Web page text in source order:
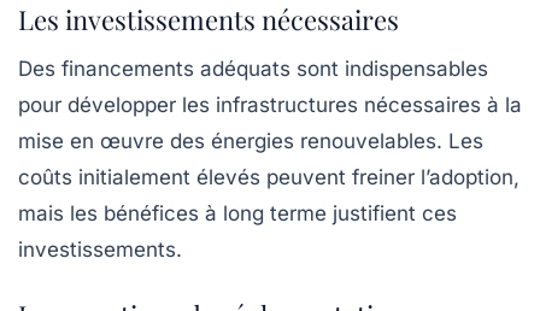
Les investissements nécessaires
Des financements adéquats sont indispensables
pour développer les infrastructures nécessaires à la
mise en œuvre des énergies renouvelables. Les
coûts initialement élevés peuvent freiner l’adoption,
mais les bénéfices à long terme justifient ces
investissements.